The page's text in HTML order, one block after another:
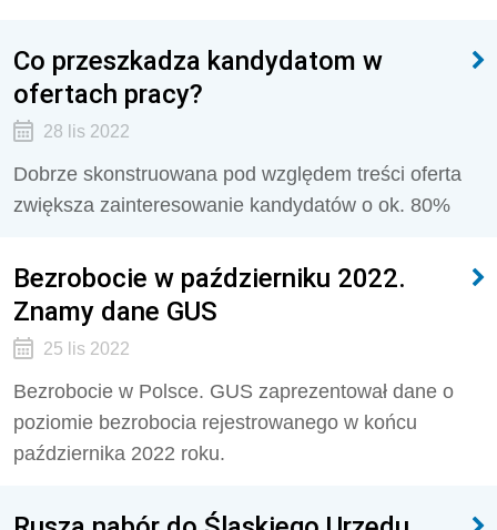
Co przeszkadza kandydatom w
ofertach pracy?
28 lis 2022
Dobrze skonstruowana pod względem treści oferta
zwiększa zainteresowanie kandydatów o ok. 80%
Bezrobocie w październiku 2022.
Znamy dane GUS
25 lis 2022
Bezrobocie w Polsce. GUS zaprezentował dane o
poziomie bezrobocia rejestrowanego w końcu
października 2022 roku.